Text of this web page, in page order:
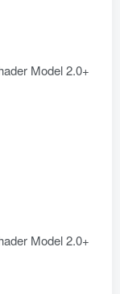
Model 2.0+
Model 2.0+